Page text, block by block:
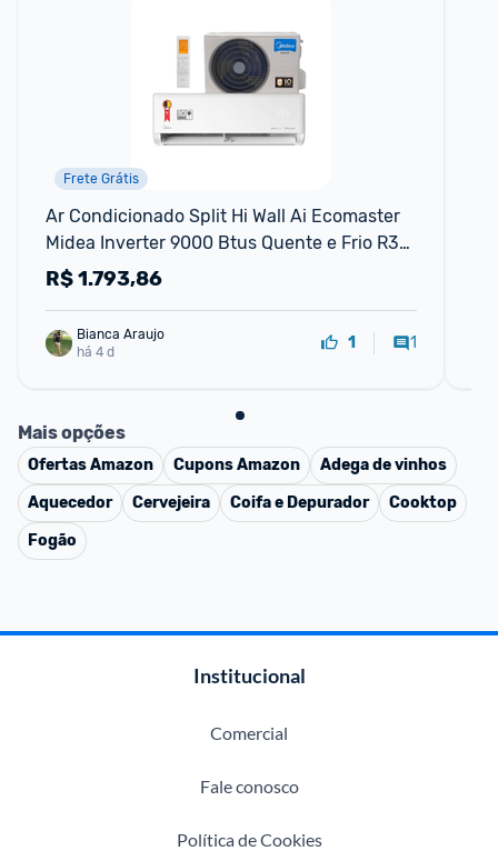
Frete Grátis
Ar Condicionado Split Hi Wall Ai Ecomaster
Midea Inverter 9000 Btus Quente e Frio R32
220v
R$1.793,86
Bianca Araujo
há 4 d
1 1
Mais opções
OfertasAmazon CuponsAmazon
Adega de vinhos
Aquecedor
Cervejeira Coifa e Depurador
Cooktop
Fogão
Institucional
Comercial
Fale conosco
Política de Cookies